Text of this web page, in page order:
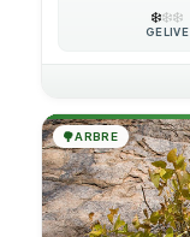
❄️❄️❄️
GÉLIVE
🌳ARBRE